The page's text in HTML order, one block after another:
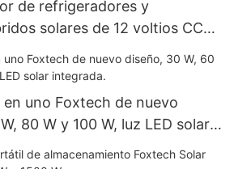
de refrigeradores y
solares de 12 voltios CC
uno Foxtech de nuevo
80 W y 100 W, luz LED solar